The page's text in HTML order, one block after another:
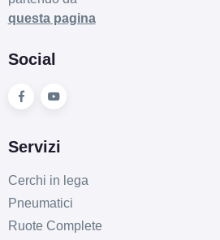
185/70 R14 88T
185/55 R14 80H
185/55 R14 80H
Disponibile
questa pagina
Social
Servizi
Cerchi in lega
Pneumatici
Ruote Complete